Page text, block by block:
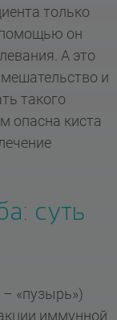
только
помощью он
А это
и
такого
опасна киста
суть
– «пузырь»)
иммунной